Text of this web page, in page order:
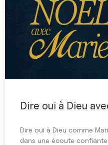
Dire oui à Dieu
Dire oui à Dieu comme
dans une écoute